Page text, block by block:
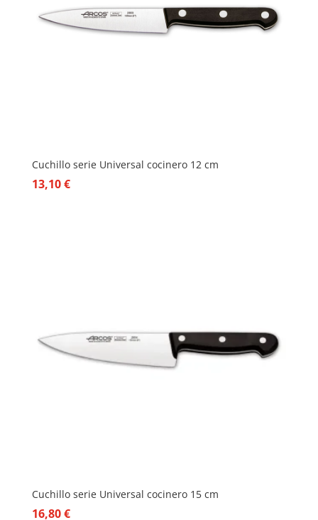
Cuchillo serie Universal cocinero 12 cm
13,10€
Cuchillo serie Universal cocinero 15 cm
16,80€